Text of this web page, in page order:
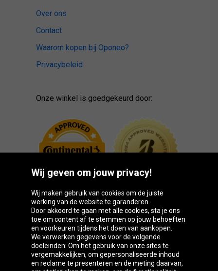
Over ons
Contact
Waarom kopen bij Oponeo?
Privacybeleid
Onze winkel is goedgekeurd door:
Oponeo-groep
Belgique Česká Deutschland Éire
Wij geven om jouw privacy!
Wij maken gebruik van cookies om de juiste
werking van de website te garanderen.
Door akkoord te gaan met alle cookies, sta je ons
toe om content af te stemmen op jouw behoeften
en voorkeuren tijdens het doen van aankopen.
We verwerken gegevens voor de volgende
doeleinden: Om het gebruik van onze sites te
vergemakkelijken, om gepersonaliseerde inhoud
en reclame te presenteren en de meting daarvan,